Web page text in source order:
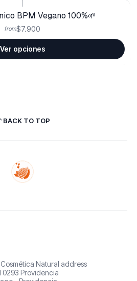
BPM Vegano 100%🌱
from$7.900
Ver opciones
BACK TO TOP
Natural address
0293 Providencia